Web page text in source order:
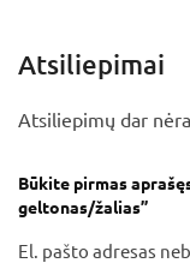
Atsiliepimai
Atsiliepimų dar nėra.
Būkite pirmas
geltonas/žalias”
El. pašto adresas